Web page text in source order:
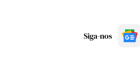
Siga-nos